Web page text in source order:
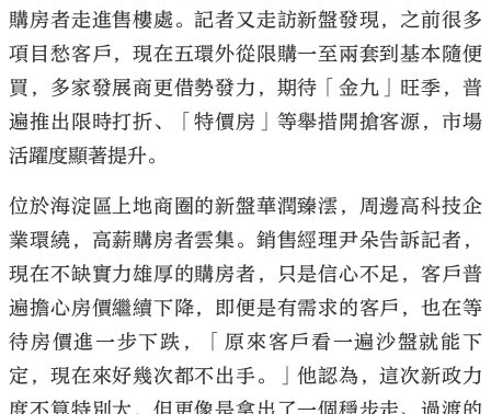
購房者走進售樓處。記者又走訪新盤發現，之前很多
項目愁客戶，現在五環外從限購一至兩套到基本隨便
買，多家發展商更借勢發力，期待「金九」旺季，普
遍推出限時打折、「特價房」等舉措開搶客源，市場
活躍度顯著提升。
位於海淀區上地商圈的新盤華潤臻澐，周邊高科技企
業環繞，高薪購房者雲集。銷售經理尹朵告訴記者，
現在不缺實力雄厚的購房者，只是信心不足，客戶普
遍擔心房價繼續下降，即便是有需求的客戶，也在等
待房價進一步下跌，「原來客戶看一遍沙盤就能下
定，現在來好幾次都不出手。」他認為，這次新政力